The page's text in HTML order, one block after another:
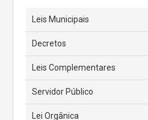
Leis Municipais
Decretos
Leis Complementares
Servidor Público
Lei Orgânica